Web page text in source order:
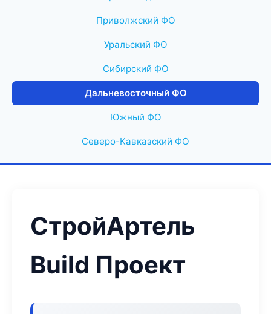
Приволжский ФО
Уральский ФО
Сибирский ФО
Дальневосточный ФО
Южный ФО
Северо-Кавказский ФО
СтройАртель
Build Проект